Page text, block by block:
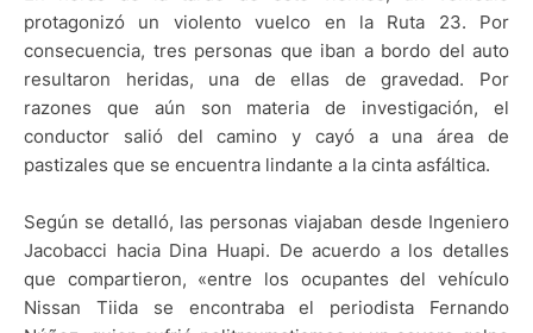
protagonizó un violento vuelco en la Ruta 23. Por
consecuencia, tres personas que iban a bordo del auto
resultaron heridas, una de ellas de gravedad. Por
razones que aún son materia de investigación, el
conductor salió del camino y cayó a una área de
pastizales que se encuentra lindante a la cinta asfáltica.
Según se detalló, las personas viajaban desde Ingeniero
Jacobacci hacia Dina Huapi. De acuerdo a los detalles
que compartieron, «entre los ocupantes del vehículo
Nissan Tiida se encontraba el periodista Fernando